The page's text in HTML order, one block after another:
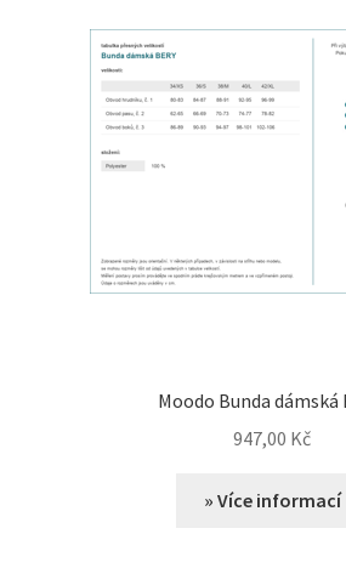
Moodo Bunda dámská
947,00 Kč
» Více informací